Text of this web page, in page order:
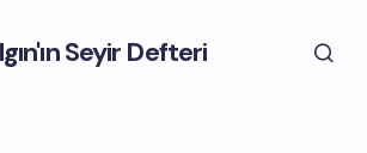
Seyir Defteri